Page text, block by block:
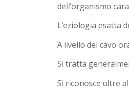
dell’organismo
L’eziologia esatta
A livello del cavo
Si tratta
Si riconosce oltre